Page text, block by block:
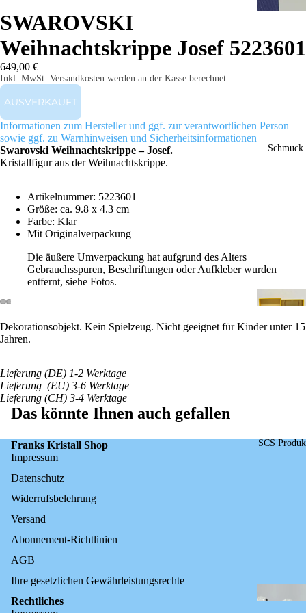
Schmuck
SCS
SWAROVSKI
Weihnachtskrippe Josef 5223601
649,00 €
Inkl. MwSt. Versandkosten werden an der Kasse berechnet.
AUSVERKAUFT
Informationen zum Hersteller und ggf. zur verantwortlichen Person
sowie ggf. zu Warnhinweisen und Sicherheitsinformationen
Swarovski Weihnachtskrippe – Josef.
Kristallfigur aus der Weihnachtskrippe.
Artikelnummer: 5223601
Größe: ca. 9.8 x 4.3 cm
Farbe: Klar
Mit Originalverpackung
Die äußere Umverpackung hat aufgrund des Alters
Gebrauchsspuren, Beschriftungen oder Aufkleber wurden
entfernt, siehe Fotos.
Dekorationsobjekt. Kein Spielzeug. Nicht geeignet für Kinder unter 15
Jahren.
Lieferung (DE) 1-2 Werktage
Lieferung (EU) 3-6 Werktage
Lieferung (CH) 3-4 Werktage
Das könnte Ihnen auch gefallen
Franks Kristall Shop
Impressum
Datenschutz
Widerrufsbelehrung
Versand
Abonnement-Richtlinien
AGB
Ihre gesetzlichen Gewährleistungsrechte
Rechtliches